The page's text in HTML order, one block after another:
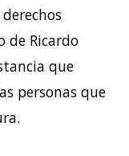
de Ricardo
que
personas que